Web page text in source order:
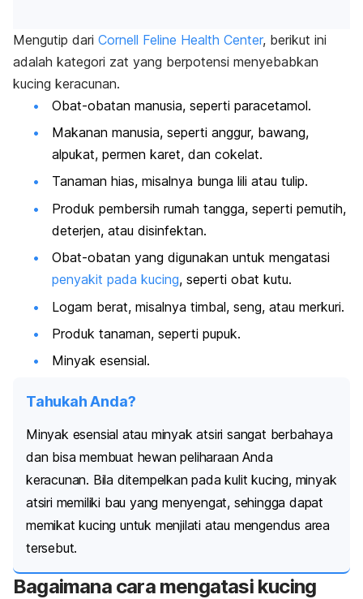
Mengutip dari Cornell Feline Health Center, berikut ini
adalah kategori zat yang berpotensi menyebabkan
kucing keracunan.
Obat-obatan manusia, seperti paracetamol.
Makanan manusia, seperti anggur, bawang,
alpukat, permen karet, dan cokelat.
Tanaman hias, misalnya bunga lili atau tulip.
Produk pembersih rumah tangga, seperti pemutih,
deterjen, atau disinfektan.
Obat-obatan yang digunakan untuk mengatasi
penyakit pada kucing, seperti obat kutu.
Logam berat, misalnya timbal, seng, atau merkuri.
Produk tanaman, seperti pupuk.
Minyak esensial.
Tahukah Anda?
Minyak esensial atau minyak atsiri sangat berbahaya
dan bisa membuat hewan peliharaan Anda
keracunan. Bila ditempelkan pada kulit kucing, minyak
atsiri memiliki bau yang menyengat, sehingga dapat
memikat kucing untuk menjilati atau mengendus area
tersebut.
Bagaimana cara mengatasi kucing